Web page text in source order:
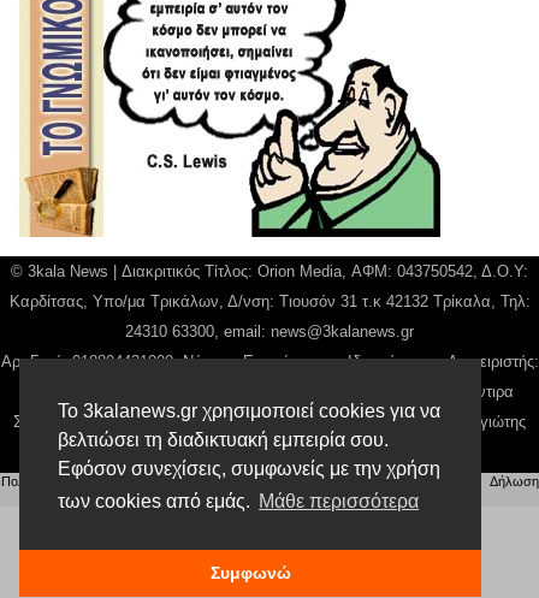
Το 3kalanews.gr χρησιμοποιεί cookies για να
βελτιώσει τη διαδικτυακή εμπειρία σου.
Εφόσον συνεχίσεις, συμφωνείς με την χρήση
των cookies από εμάς. Μάθε περισσότερα
Συμφωνώ
© 3kala News | Διακριτικός Τίτλος: Orion Media, ΑΦΜ: 043750542, Δ.Ο.Υ:
Καρδίτσας, Υπο/μα Τρικάλων, Δ/νση: Τιουσόν 31 τ.κ 42132 Τρίκαλα, Τηλ:
24310 63300, email: news@3kalanews.gr
Αρ. Γεμή: 018804431000, Νόμιμος Εκπρόσωπος, Ιδιοκτήτης και Διαχειριστής:
Παναγιώτης Φιλίππου, Διευθύντρια: Γιαννουσά Βασιλική, Διευθύντιρα
Σύνταξης: Μπαλαμπάνη Βασιλική. Δικαιούχος domain name Παναγιώτης
Φιλίππου
Πολιτική απορρήτου Αίτηση Διαχείρισης Προσωπικών Δεδομένων |Όροι χρήσης
Δήλωση
Συμμόρφωσης